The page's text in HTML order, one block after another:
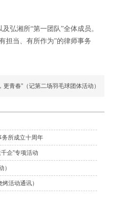
弘湘所“第一团队”全体成员。
担当、有所作为”的律师事务
更青春”（记第二场羽毛球团体活动）
所成立十周年
企”专项活动
）
活动通讯）